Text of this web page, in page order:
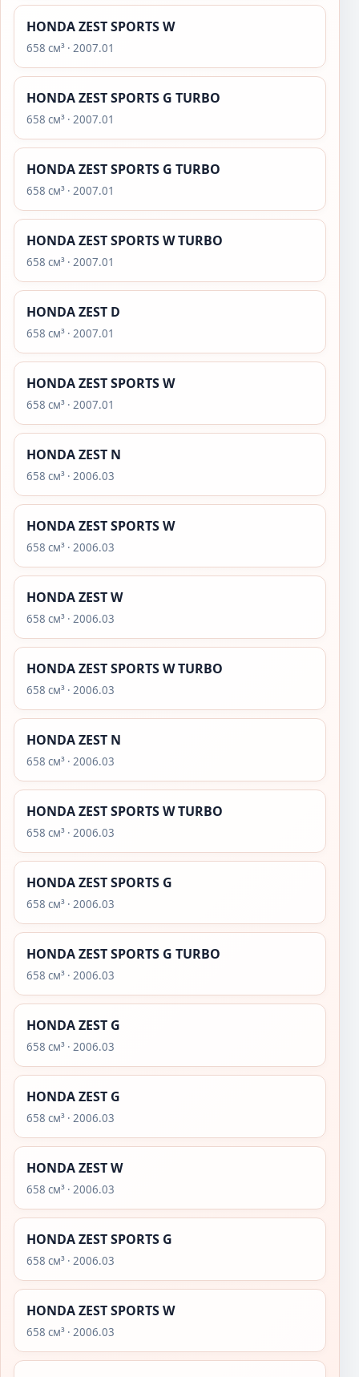
HONDA ZEST SPORTS W
658 см³ · 2007.01
HONDA ZEST SPORTS G TURBO
658 см³ · 2007.01
HONDA ZEST SPORTS G TURBO
658 см³ · 2007.01
HONDA ZEST SPORTS W TURBO
658 см³ · 2007.01
HONDA ZEST D
658 см³ · 2007.01
HONDA ZEST SPORTS W
658 см³ · 2007.01
HONDA ZEST N
658 см³ · 2006.03
HONDA ZEST SPORTS W
658 см³ · 2006.03
HONDA ZEST W
658 см³ · 2006.03
HONDA ZEST SPORTS W TURBO
658 см³ · 2006.03
HONDA ZEST N
658 см³ · 2006.03
HONDA ZEST SPORTS W TURBO
658 см³ · 2006.03
HONDA ZEST SPORTS G
658 см³ · 2006.03
HONDA ZEST SPORTS G TURBO
658 см³ · 2006.03
HONDA ZEST G
658 см³ · 2006.03
HONDA ZEST G
658 см³ · 2006.03
HONDA ZEST W
658 см³ · 2006.03
HONDA ZEST SPORTS G
658 см³ · 2006.03
HONDA ZEST SPORTS W
658 см³ · 2006.03